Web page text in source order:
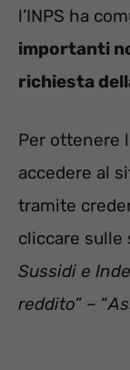
l’INPS ha
importanti
richiesta
Per ottenere
accedere al
tramite
cliccare sulle
Sussidi e
reddito” – “